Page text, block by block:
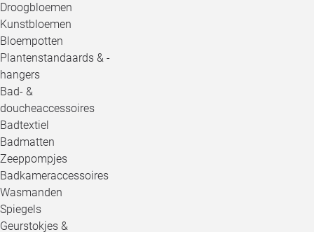
Droogbloemen
Kunstbloemen
Bloempotten
Plantenstandaards & -
hangers
Bad- &
doucheaccessoires
Badtextiel
Badmatten
Zeeppompjes
Badkameraccessoires
Wasmanden
Spiegels
Geurstokjes &